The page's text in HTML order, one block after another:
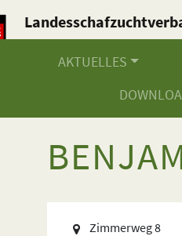
Baden-Württemberg
AKTUELLES
Zimmerweg 8